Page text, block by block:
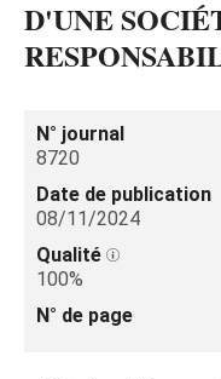
D'UNE
N° journal
8720
Date de publication
08/11/2024
Qualité
100%
N° de page